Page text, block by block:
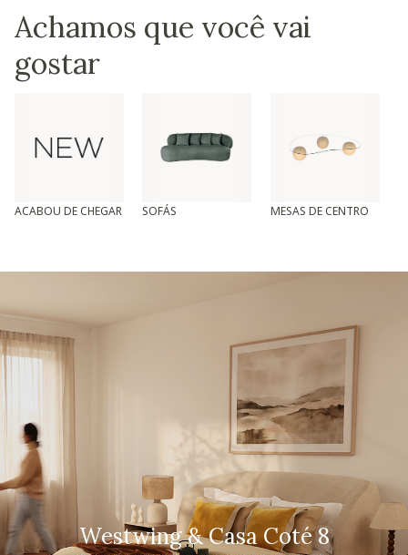
Achamos que você vai
gostar
ACABOU DE CHEGAR SOFÁS MESAS DE CENTRO
Westwing & Casa Coté 8